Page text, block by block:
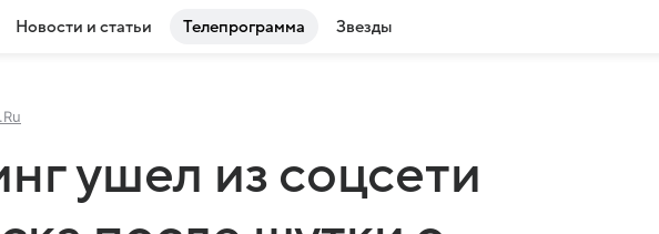
Новости и статьи Телепрограмма Звезды
ушел из соцсети